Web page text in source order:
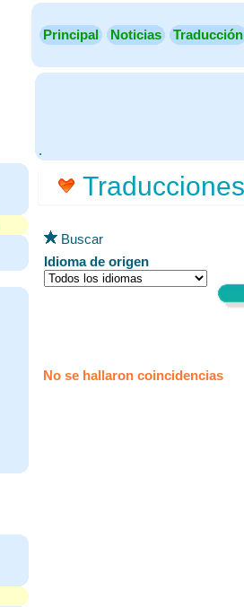
Principal Noticias Traducción
.
Buscar
Idioma de origen
No se hallaron coincidencias